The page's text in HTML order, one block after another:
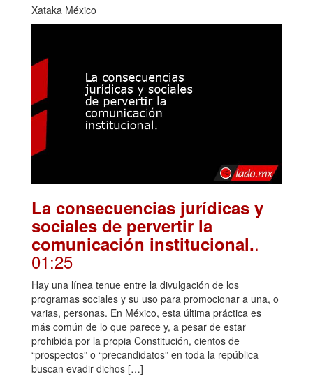
Xataka México
La consecuencias jurídicas y
sociales de pervertir la
comunicación institucional..
01:25
Hay una línea tenue entre la divulgación de los
programas sociales y su uso para promocionar a una, o
varias, personas. En México, esta última práctica es
más común de lo que parece y, a pesar de estar
prohibida por la propia Constitución, cientos de
“prospectos” o “precandidatos” en toda la república
buscan evadir dichos […]